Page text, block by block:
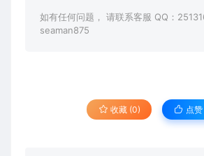
如有任何问题， 请联系客服 QQ：
seaman875
收藏 (0) 点赞